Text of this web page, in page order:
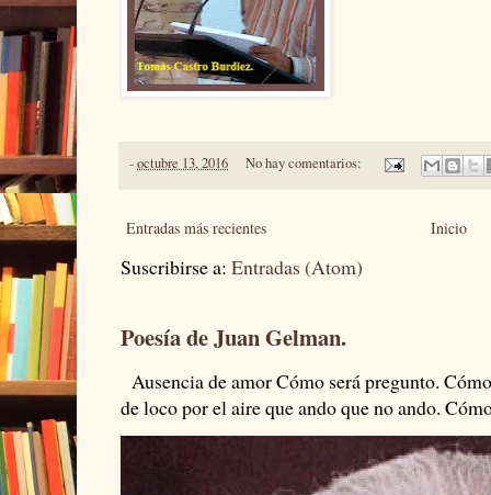
-octubre 13, 2016 No hay comentarios:
Entradas más recientes Inicio
Suscribirse a: Entradas (Atom)
Poesía de Juan Gelman.
Ausencia de amor Cómo será pregunto.
de loco por el aire que ando que no ando.